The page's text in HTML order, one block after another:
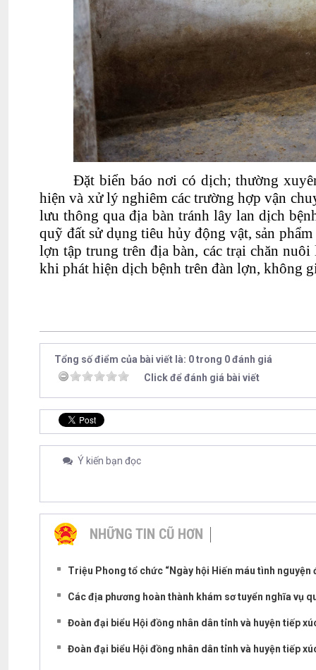
Đặt biển báo nơi có dịch; thường
hiện và xử lý nghiêm các trường hợp vận
lưu thông qua địa bàn tránh lây lan dịch
quỹ đất sử dụng tiêu hủy động vật, sản
lợn tập trung trên địa bàn, các trại chăn
khi phát hiện dịch bệnh trên đàn lợn, không
Tổng số điểm của bài viết là: 0 trong 0 đánh giá
Click để đánh giá bài viết
Ý kiến bạn đọc
NHỮNG TIN CŨ HƠN
Triệu Phong tổ chức “Ngày hội Hiến máu tình nguyện
Các địa phương hoàn thành khám sơ tuyển nghĩa vụ
Đoàn đại biểu Hội đồng nhân dân tỉnh và huyện tiếp
Đoàn đại biểu Hội đồng nhân dân tỉnh và huyện tiếp